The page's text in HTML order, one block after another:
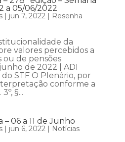
a 05/06/2022
| jun 7, 2022| Resenha
da
valores percebidos a
de pensões
de 2022 | ADI
STF O Plenário, por
conforme a
§...
06 a 11 de Junho
| jun 6, 2022| Notícias